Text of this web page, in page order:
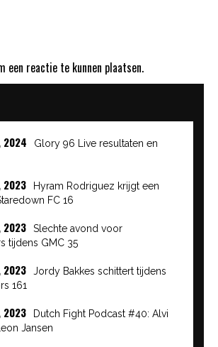
een reactie te kunnen plaatsen.
2024
Glory 96 Live resultaten en
2023
Hyram Rodriguez krijgt een
FC 16
2023
Slechte avond voor
tijdens GMC 35
2023
Jordy Bakkes schittert tijdens
161
2023
Dutch Fight Podcast #40: Alvi
Jansen